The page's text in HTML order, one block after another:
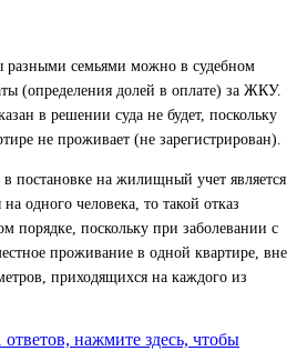
разными семьями можно в судебном
(определения долей в оплате) за ЖКУ.
в решении суда не будет, поскольку
не проживает (не зарегистрирован).
постановке на жилищный учет является
одного человека, то такой отказ
порядке, поскольку при заболевании с
проживание в одной квартире, вне
приходящихся на каждого из
нажмите здесь, чтобы